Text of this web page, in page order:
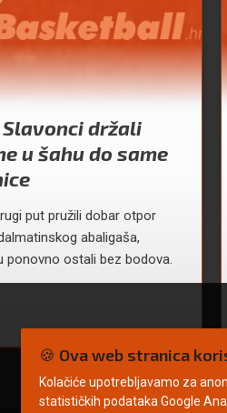
držali
u šahu do same
put pružili dobar otpor
abaligaša,
ponovno ostali bez bodova.
🍪 Ova web stranica
Kolačiće upotrebljavamo za
statističkih podataka Google